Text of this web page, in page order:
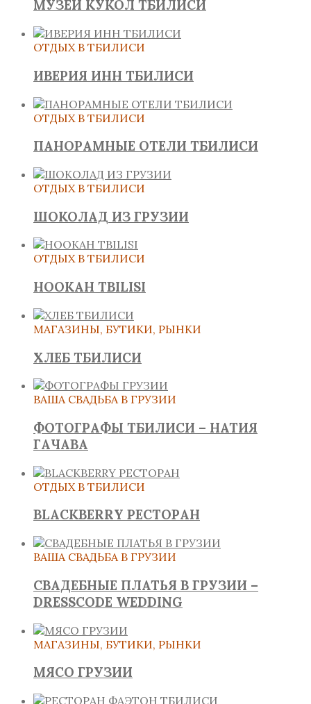
МУЗЕЙ КУКОЛ ТБИЛИСИ
ОТДЫХ В ТБИЛИСИ
ИВЕРИЯ ИНН ТБИЛИСИ
ОТДЫХ В ТБИЛИСИ
ПАНОРАМНЫЕ ОТЕЛИ ТБИЛИСИ
ОТДЫХ В ТБИЛИСИ
ШОКОЛАД ИЗ ГРУЗИИ
ОТДЫХ В ТБИЛИСИ
HOOKAH TBILISI
МАГАЗИНЫ, БУТИКИ, РЫНКИ
ХЛЕБ ТБИЛИСИ
ВАША СВАДЬБА В ГРУЗИИ
ФОТОГРАФЫ ТБИЛИСИ – НАТИЯ
ГАЧАВА
ОТДЫХ В ТБИЛИСИ
BLACKBERRY РЕСТОРАН
ВАША СВАДЬБА В ГРУЗИИ
СВАДЕБНЫЕ ПЛАТЬЯ В ГРУЗИИ –
DRESSCODE WEDDING
МАГАЗИНЫ, БУТИКИ, РЫНКИ
МЯСО ГРУЗИИ